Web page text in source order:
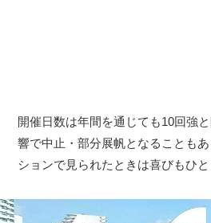
開催日数は年間を通じても10回強
響で中止・部分展帆となることも
ションで見られたときは喜びもひと